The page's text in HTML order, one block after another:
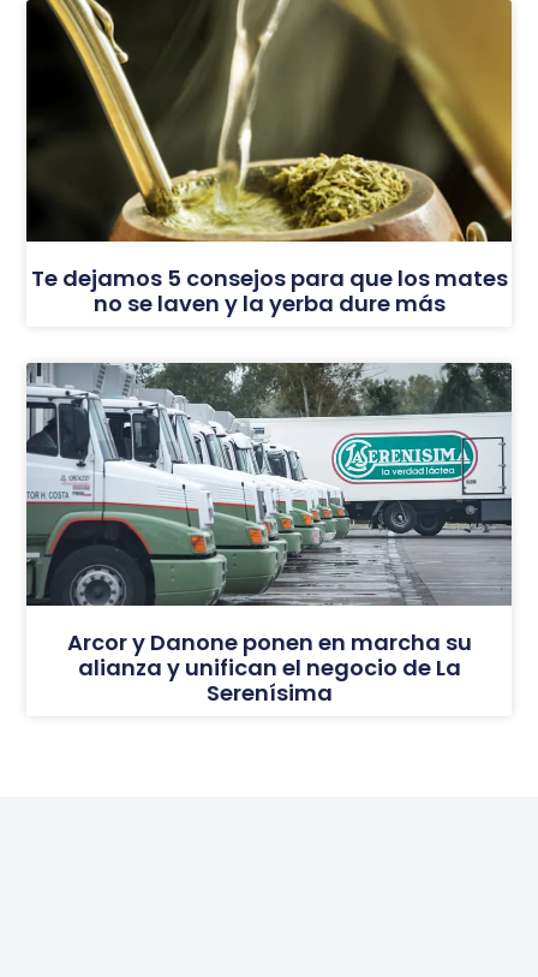
Te dejamos 5 consejos para que los mates
no se laven y la yerba dure más
Arcor y Danone ponen en marcha su
alianza y unifican el negocio de La
Serenísima